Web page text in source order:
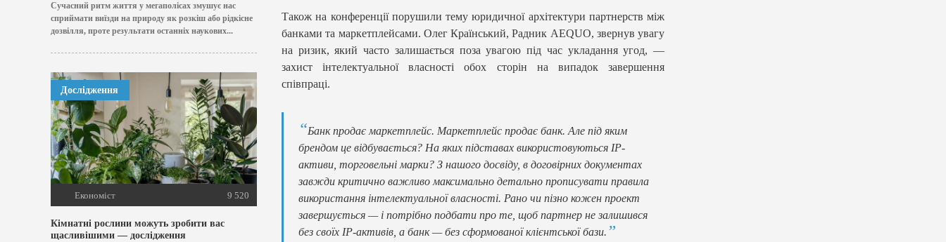
Сучасний ритм життя у мегаполісах змушує нас
сприймати виїзди на природу як розкіш або рідкісне
дозвілля, проте результати останніх наукових...
Дослідження
Економіст 9 520
Кімнатні рослини можуть зробити вас
щасливішими — дослідження
Також на конференції порушили тему юридичної архітектури партнерств між
банками та маркетплейсами. Олег Країнський, Радник AEQUO, звернув увагу
на ризик, який часто залишається поза увагою під час укладання угод, —
захист інтелектуальної власності обох сторін на випадок завершення
співпраці.
Банк продає маркетплейс. Маркетплейс продає банк. Але під яким
брендом це відбувається? На яких підставах використовуються IP-
активи, торговельні марки? З нашого досвіду, в договірних документах
завжди критично важливо максимально детально прописувати правила
використання інтелектуальної власності. Рано чи пізно кожен проект
завершується — і потрібно подбати про те, щоб партнер не залишився
без своїх IP-активів, а банк — без сформованої клієнтської бази.